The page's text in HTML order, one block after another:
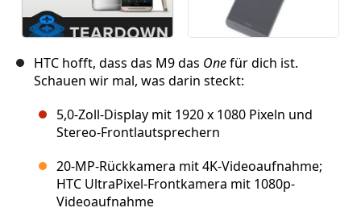
HTC hofft, dass das M9 das Onefür dich ist.
Schauen wir mal, was darin steckt:
5,0-Zoll-Display mit 1920 x 1080 Pixeln und
Stereo-Frontlautsprechern
20-MP-Rückkamera mit 4K-Videoaufnahme;
HTC UltraPixel-Frontkamera mit 1080p-
Videoaufnahme